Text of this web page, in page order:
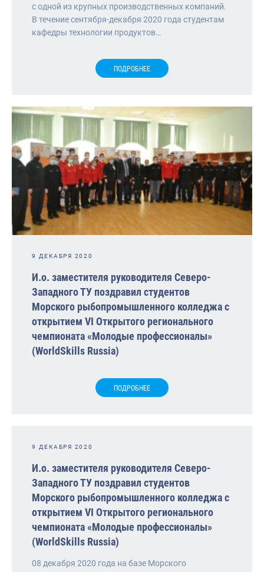
с одной из крупных производственных компаний.
В течение сентября-декабря 2020 года студентам
кафедры технологии продуктов…
ПОДРОБНЕЕ
9 ДЕКАБРЯ 2020
И.о. заместителя руководителя Северо-
Западного ТУ поздравил студентов
Морского рыбопромышленного колледжа с
открытием VI Открытого регионального
чемпионата «Молодые профессионалы»
(WorldSkills Russia)
ПОДРОБНЕЕ
9 ДЕКАБРЯ 2020
И.о. заместителя руководителя Северо-
Западного ТУ поздравил студентов
Морского рыбопромышленного колледжа с
открытием VI Открытого регионального
чемпионата «Молодые профессионалы»
(WorldSkills Russia)
08 декабря 2020 года на базе Морского